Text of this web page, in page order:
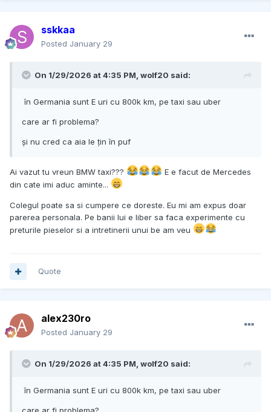
sskkaa
Posted January 29
On 1/29/2026 at 4:35 PM, wolf20 said:
în Germania sunt E uri cu 800k km, pe taxi sau uber
care ar fi problema?
și nu cred ca aia le țin în puf
Ai vazut tu vreun BMW taxi???
E e facut de Mercedes
din cate imi aduc aminte...
Colegul poate sa si cumpere ce doreste. Eu mi am expus doar
parerea personala. Pe banii lui e liber sa faca experimente cu
preturile pieselor si a intretinerii unui be am veu
Quote
alex230ro
Posted January 29
On 1/29/2026 at 4:35 PM, wolf20 said:
în Germania sunt E uri cu 800k km, pe taxi sau uber